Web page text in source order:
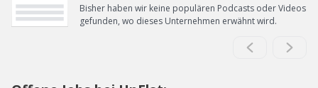
Bisher haben wir keine populären Podcasts oder Videos
gefunden, wo dieses Unternehmen erwähnt wird.